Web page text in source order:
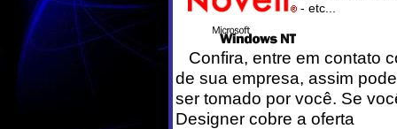
- etc...
Confira, entre em contato
de sua empresa, assim
ser tomado por você. Se
Designer cobre a oferta